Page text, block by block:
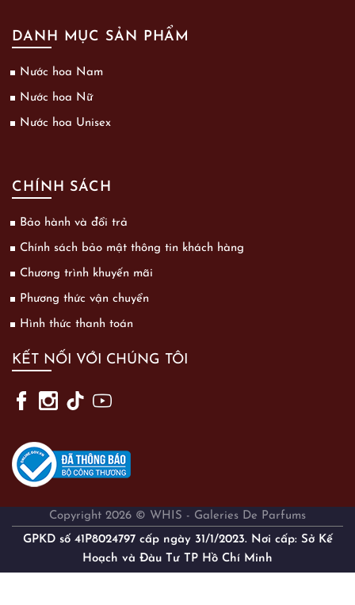
DANH MỤC SẢN PHẨM
Nước hoa Nam
Nước hoa Nữ
Nước hoa Unisex
CHÍNH SÁCH
Bảo hành và đổi trả
Chính sách bảo mật thông tin khách hàng
Chương trình khuyến mãi
Phương thức vận chuyển
Hình thức thanh toán
KẾT NỐI VỚI CHÚNG TÔI
Copyright 2026 © WHIS - Galeries De Parfums
GPKD số 41P8024797 cấp ngày 31/1/2023. Nơi cấp: Sở Kế
Hoạch và Đàu Tư TP Hồ Chí Minh